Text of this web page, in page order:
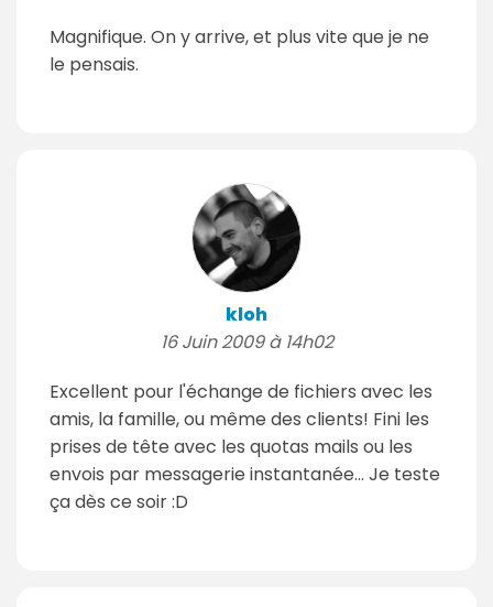
Magnifique. On y arrive, et plus vite que je ne
le pensais.
kloh
16 Juin 2009 à 14h02
Excellent pour l'échange de fichiers avec les
amis, la famille, ou même des clients! Fini les
prises de tête avec les quotas mails ou les
envois par messagerie instantanée... Je teste
ça dès ce soir :D